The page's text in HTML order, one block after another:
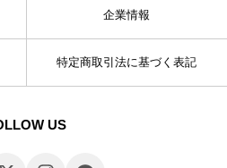
企業情報
特定商取引法に基づく表記
US